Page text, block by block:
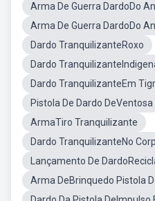
Arma De Guerra DardoDo
Arma De Guerra DardoDo
Dardo TranquilizanteRoxo
Dardo
Dardo TranquilizanteEm
Pistola De Dardo DeVentosa
ArmaTiro Tranquilizante
Dardo TranquilizanteNo
Lançamento De
Arma DeBrinquedo Pistola